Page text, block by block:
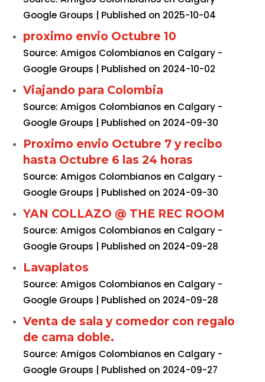
Google Groups
Published on 2025-10-04
proximo envio Octubre 10
Source: Amigos Colombianos en Calgary -
Google Groups
Published on 2024-10-02
Viajando para Colombia
Source: Amigos Colombianos en Calgary -
Google Groups
Published on 2024-09-30
Proximo envio Octubre 7 y recibo
hasta Octubre 6 las 24 horas
Source: Amigos Colombianos en Calgary -
Google Groups
Published on 2024-09-30
YAN COLLAZO @ THE REC ROOM
Source: Amigos Colombianos en Calgary -
Google Groups
Published on 2024-09-28
Lavaplatos
Source: Amigos Colombianos en Calgary -
Google Groups
Published on 2024-09-28
Venta de sala y comedor con regalo
de cama doble.
Source: Amigos Colombianos en Calgary -
Google Groups
Published on 2024-09-27